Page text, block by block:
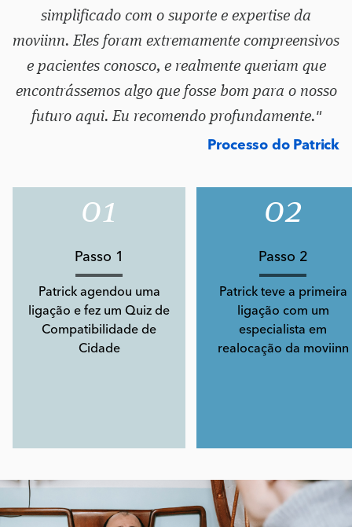
Processo do Patrick
simplificado com o suporte e expertise da
moviinn. Eles foram extremamente compreensivos
e pacientes conosco, e realmente queriam que
encontrássemos algo que fosse bom para o nosso
futuro aqui. Eu recomendo profundamente."
01
Passo 1
Patrick agendou uma
ligação e fez um Quiz de
Compatibilidade de
Cidade
02
Passo 2
Patrick teve a primeira
ligação com um
especialista em
realocação da moviinn